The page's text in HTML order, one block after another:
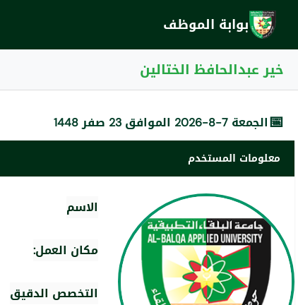
بوابة الموظف
خير عبدالحافظ الختالين
📅الجمعة 7-8-2026 الموافق 23 صفر 1448
معلومات المستخدم
الاسم
مكان العمل:
التخصص الدقيق